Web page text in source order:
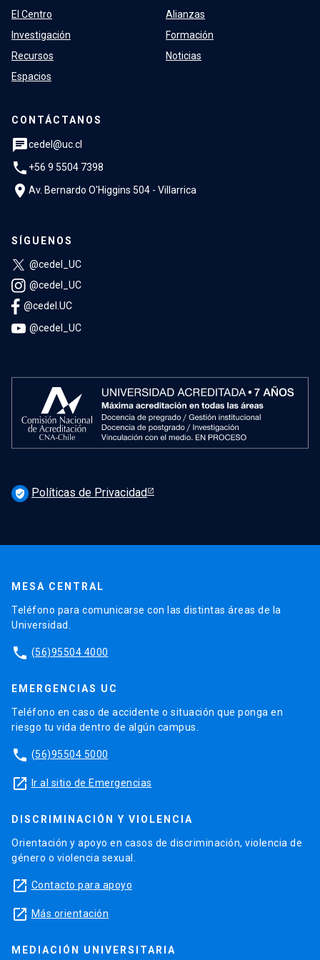
El Centro
Investigación
Recursos
Espacios
Alianzas
Formación
Noticias
CONTÁCTANOS
chatcedel@uc.cl
phone +56 9 5504 7398
location_on Av. Bernardo O'Higgins 504 - Villarrica
SÍGUENOS
@cedel_UC
@cedel_UC
@cedel.UC
@cedel_UC
verified_user Políticas de Privacidad
MESA CENTRAL
Teléfono para comunicarse con las distintas áreas de la
Universidad.
phone (56)95504 4000
EMERGENCIAS UC
Teléfono en caso de accidente o situación que ponga en
riesgo tu vida dentro de algún campus.
phone (56)95504 5000
launch Ir al sitio de Emergencias
DISCRIMINACIÓN Y VIOLENCIA
Orientación y apoyo en casos de discriminación, violencia de
género o violencia sexual.
launch Contacto para apoyo
launch Más orientación
MEDIACIÓN UNIVERSITARIA